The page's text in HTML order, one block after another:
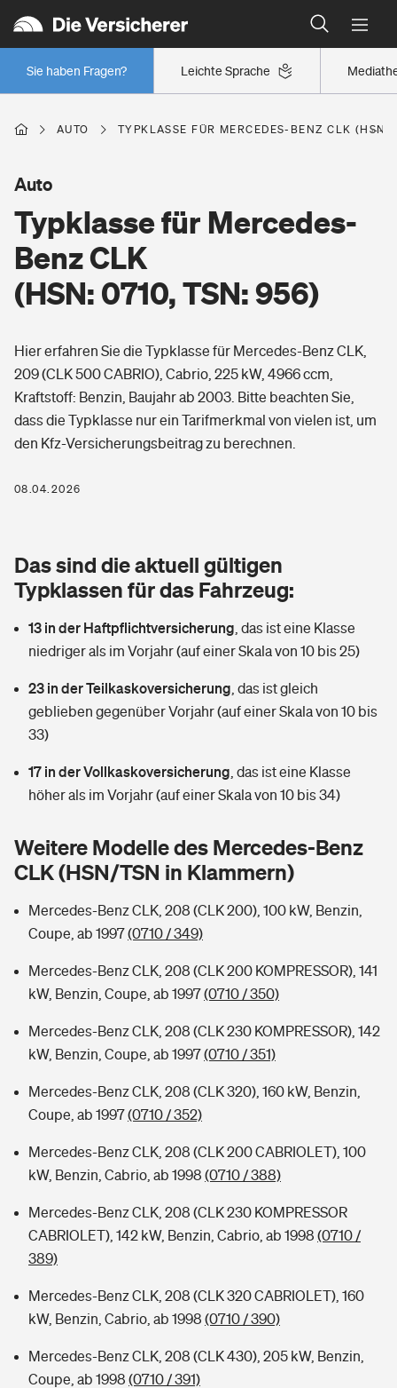
Leichte Sprache
Sie haben Fragen?
Wer versichert was: Jetzt Versicherer finden
Regionalklassen: So ist Ihre Region eingestuft
Wer versichert was: Jetzt Versicherer finden
Berufsunfähigkeitsversicherung
Arbeitsrechtsschutz
Berufshaftpflichtversicherung
Rentenrechner: Wie viel Geld bekomme ich im Alter?
Wer versichert was: Jetzt Versicherer finden
Wohnen
Wohngebäudeversicherung
Hausratversicherung
Elementarversicherung
Photovoltaik
Wärmepumpen versichern
Vermieterrrechtsschutz
Mietkautionsversicherung
Zur Übersicht
Tools
Hochwasser-Check: Wie gefährdet ist Ihr Haus?
Wer versichert was: Jetzt Versicherer finden
Sie haben Fragen?
Pri­vate Haft­pflicht­
Rechts­schutz­ver­si­che­rung
Kinderunfall­ver­si­che­rung
Reiseversicherung
Handyversicherung
Private Cyberversicherung
Musikinstrumentenversicherung
Zur Übersicht
Tools
Kinderunfall-Check: Mehr Sicherheit für deine Kids
Typklassen: So ist Ihr Auto eingestuft
Sie haben Fragen?
Gesundheit
Private Krankenversicherung
Tierkrankenversicherung
Zur Übersicht
Tools
Sie haben Fragen?
Rentenrechner: Wie viel Geld bekomme ich im Alter?
AUTO TYPKLASSE FÜR MERCEDES-BENZ CLK
Typklasse für Mercedes-
Benz CLK
(HSN: 0710, TSN: 956)
Auto
Hier erfahren Sie die Typklasse für Mercedes-Benz CLK,
209 (CLK 500 CABRIO), Cabrio, 225 kW, 4966 ccm,
Kraftstoff: Benzin, Baujahr ab 2003. Bitte beachten Sie,
dass die Typklasse nur ein Tarifmerkmal von vielen ist, um
den Kfz-Versicherungsbeitrag zu berechnen.
08.04.2026
Das sind die aktuell gültigen
Typklassen für das Fahrzeug:
13 in der Haftpflichtversicherung das ist eine Klasse
niedriger als im Vorjahr (auf einer Skala von 10 bis 25)
23 in der Teilkaskoversicherung das ist gleich
geblieben gegenüber Vorjahr (auf einer Skala von 10 bis
33)
17 in der Vollkaskoversicherung das ist eine Klasse
höher als im Vorjahr (auf einer Skala von 10 bis 34)
Weitere Modelle des Mercedes-Benz
CLK (HSN/TSN in Klammern)
Mercedes-Benz CLK, 208 (CLK 200), 100 kW, Benzin,
Coupe, ab 1997(0710 / 349)
Mercedes-Benz CLK, 208 (CLK 200 KOMPRESSOR), 141
kW, Benzin, Coupe, ab 1997(0710 / 350)
Mercedes-Benz CLK, 208 (CLK 230 KOMPRESSOR), 142
kW, Benzin, Coupe, ab 1997(0710 / 351)
Mercedes-Benz CLK, 208 (CLK 320), 160 kW, Benzin,
Coupe, ab 1997(0710 / 352)
Mercedes-Benz CLK, 208 (CLK 200 CABRIOLET), 100
kW, Benzin, Cabrio, ab 1998 (0710 / 388)
Mercedes-Benz CLK, 208 (CLK 230 KOMPRESSOR
CABRIOLET), 142 kW, Benzin, Cabrio, ab 1998 (0710 /
389)
Mercedes-Benz CLK, 208 (CLK 320 CABRIOLET), 160
kW, Benzin, Cabrio, ab 1998 (0710 / 390)
Mercedes-Benz CLK, 208 (CLK 430), 205 kW, Benzin,
Coupe, ab 1998 (0710 / 391)